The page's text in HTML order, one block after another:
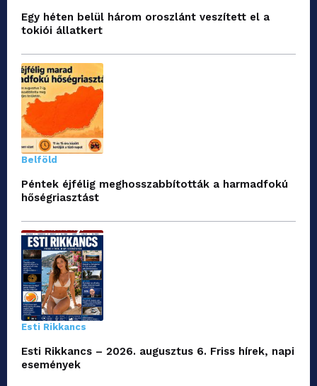
Egy héten belül három oroszlánt veszített el a
tokiói állatkert
Belföld
Péntek éjfélig meghosszabbították a harmadfokú
hőségriasztást
Esti Rikkancs
Esti Rikkancs – 2026. augusztus 6. Friss hírek, napi
események